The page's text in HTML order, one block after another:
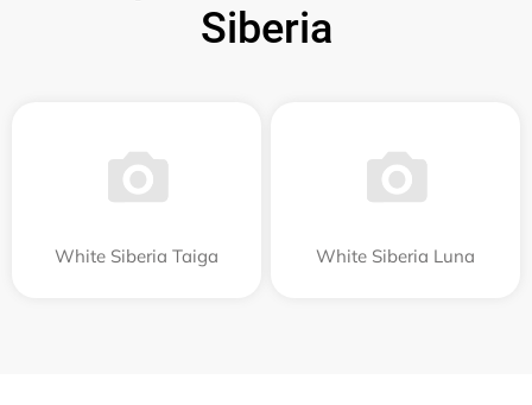
Siberia
White Siberia Taiga White Siberia Luna